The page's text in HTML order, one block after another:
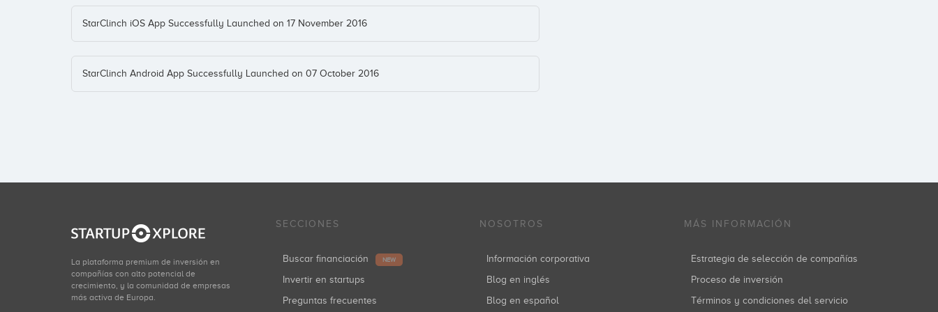
StarClinch iOS App Successfully Launched on 17 November 2016
StarClinch Android App Successfully Launched on 07 October 2016
La plataforma premium de inversión en
compañías con alto potencial de
crecimiento, y la comunidad de empresas
más activa de Europa.
SECCIONES
Buscar financiación NEW
Invertir en startups
Preguntas frecuentes
NOSOTROS
Información corporativa
Blog en inglés
Blog en español
MÁS INFORMACIÓN
Estrategia de selección de compañías
Proceso de inversión
Términos y condiciones del servicio